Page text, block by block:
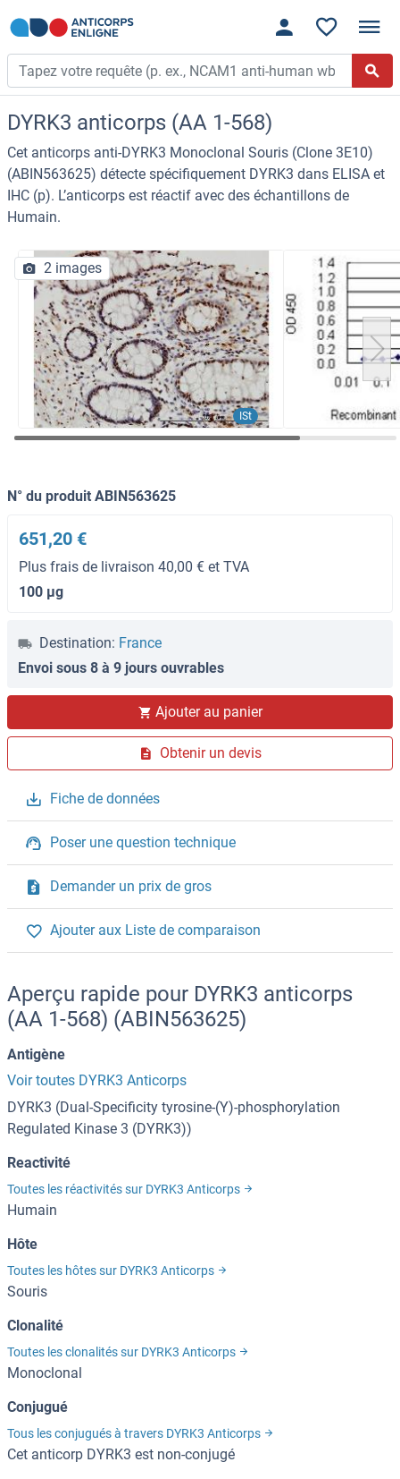
DYRK3 anticorps (AA 1-568)
Cet anticorps anti-DYRK3 Monoclonal Souris (Clone 3E10)
(ABIN563625) détecte spécifiquement DYRK3 dans ELISA et
IHC (p). L’anticorps est réactif avec des échantillons de
Humain.
ISt
2 images
N° du produit ABIN563625
651,20 €
Plus frais de livraison 40,00 € et TVA
100 μg
Destination: France
Envoi sous 8 à 9 jours ouvrables
Ajouter au panier
Obtenir un devis
Fiche de données
Poser une question technique
Demander un prix de gros
Ajouter aux Liste de comparaison
Aperçu rapide pour DYRK3 anticorps
(AA 1-568) (ABIN563625)
Antigène
Voir toutes DYRK3 Anticorps
DYRK3 (Dual-Specificity tyrosine-(Y)-phosphorylation
Regulated Kinase 3 (DYRK3))
Reactivité
Toutes les réactivités sur DYRK3 Anticorps
Humain
Hôte
Toutes les hôtes sur DYRK3 Anticorps
Souris
Clonalité
Toutes les clonalités sur DYRK3 Anticorps
Monoclonal
Conjugué
Tous les conjugués à travers DYRK3 Anticorps
Cet anticorp DYRK3 est non-conjugé